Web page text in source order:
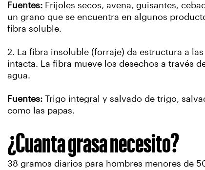
Fuentes: Frijoles secos, avena, guisantes,
un grano que se encuentra en algunos
fibra soluble.
2. La fibra insoluble (forraje) da estructura a
intacta. La fibra mueve los desechos a través
agua.
Fuentes: Trigo integral y salvado de trigo,
como las papas.
¿Cuanta grasa necesito?
38 gramos diarios para hombres menores de